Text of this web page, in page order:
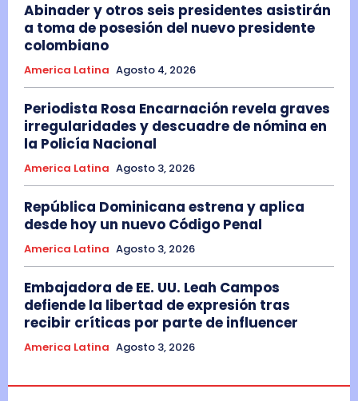
Abinader y otros seis presidentes asistirán
a toma de posesión del nuevo presidente
colombiano
America Latina Agosto 4, 2026
Periodista Rosa Encarnación revela graves
irregularidades y descuadre de nómina en
la Policía Nacional
America Latina Agosto 3, 2026
República Dominicana estrena y aplica
desde hoy un nuevo Código Penal
America Latina Agosto 3, 2026
Embajadora de EE. UU. Leah Campos
defiende la libertad de expresión tras
recibir críticas por parte de influencer
America Latina Agosto 3, 2026